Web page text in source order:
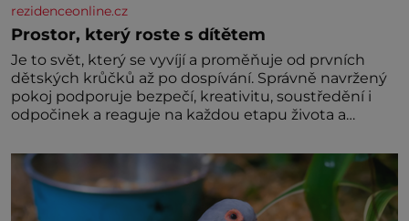
rezidenceonline.cz
Prostor, který roste s dítětem
Je to svět, který se vyvíjí a proměňuje od prvních
dětských krůčků až po dospívání. Správně navržený
pokoj podporuje bezpečí, kreativitu, soustředění i
odpočinek a reaguje na každou etapu života a
jednoduchost, měkkost a bezpečí, proto by pokoj
miminka měl působit především klidně a útulně.
Předškolní věk je